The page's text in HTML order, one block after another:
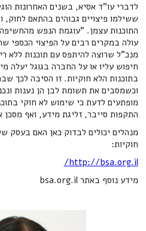
לדברי עו"ד אסיא, בשנים האחרונות
ששילמו פיצויים גבוהים בהתאם לחוק,
התוכנות עצמן. "עוגמת הנפש
עולה במקרים רבים על הפיצוי הכספי
מנכ"ל שרוצה להיתפס עם תוכנות ללא
חיפוש עליו או על החברה בגוגל יעלה
בתוכנות הלא חוקיות. זו הסיבה לכך
וכשמסבים את תשומת לבן הן נענות
מופתעים לדעת כי שימוש לא חוקי
התקפות סייבר, זליגת מידע, ואף מסכן
מנהלים יכולים לבדוק כאן האם בעסק
חוקיות:
http://bsa.org.il/
מידע נוסף באתר bsa.org.il